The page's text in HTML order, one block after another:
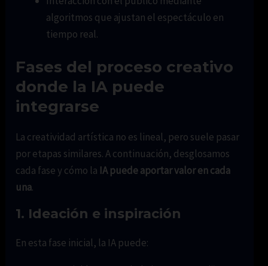
algoritmos que ajustan el espectáculo en
tiempo real.
Fases del proceso creativo
donde la IA puede
integrarse
La creatividad artística no es lineal, pero suele pasar
por etapas similares. A continuación, desglosamos
cada fase y cómo la IA puede aportar valor en cada
una.
1. Ideación e inspiración
En esta fase inicial, la IA puede: